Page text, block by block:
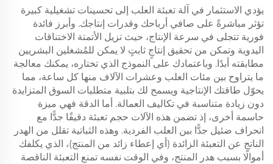
يؤدي الاستثمار في آلة تعبئة العلب إلى تحسينات تشغيلية كبيرة
تؤثر مباشرةً على صافي أرباحك وقدرات إنتاجك. وأبرز فائدة
فورية تتجلى في سرعة الإنتاج، حيث تزيل الأتمتة الاختناقات
اليدوية وتمكن من تحقيق إنتاجٍ ثابتٍ لا يمكن للمُشغلين البشريين
مطابقته أبدًا. وباعتمادك على النموذج الذي تختاره، يمكنك معالجة
ما يتراوح بين مئات العلب وعشرات الآلاف منها كل ساعة، مما
يحوّل طاقتك الإنتاجية ويسمح لك بتلبية متطلبات السوق المتزايدة
دون زيادة متناسبة في تكاليف العمالة. أما الدقة فهي ميزة
حاسمة أخرى، إذ تضمن هذه الآلات حجم تعبئة دقيقًا جدًّا مع
انحراف ضئيل جدًّا بين العلب الفردية. وهذه الثباتية تقلل من الهدر
الناتج عن التعبئة الزائدة (أي إعطاء زائد من المنتج)، الذي يكلفك
أموالًا بسبب هدر المنتج، وفي الوقت نفسه تمنع التعبئة الناقصة